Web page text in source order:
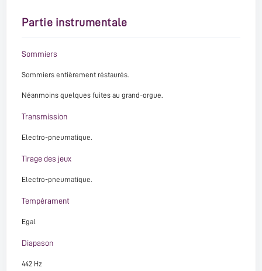
Partie instrumentale
Sommiers
Sommiers entièrement réstaurés.
Néanmoins quelques fuites au grand-orgue.
Transmission
Electro-pneumatique.
Tirage des jeux
Electro-pneumatique.
Tempérament
Egal
Diapason
442 Hz